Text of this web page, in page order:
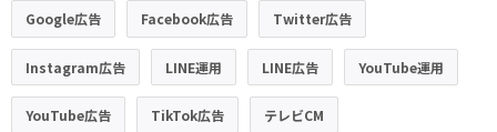
Google広告 Facebook広告 Twitter広告
Instagram広告 LINE運用 LINE広告 YouTube運用
YouTube広告 TikTok広告 テレビCM